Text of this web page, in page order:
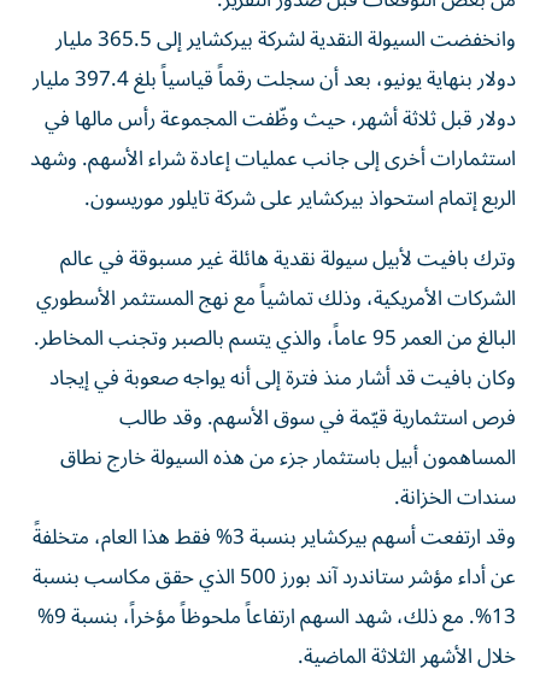
وانخفضت السيولة النقدية لشركة بيركشاير إلى 365.5 مليار
دولار بنهاية يونيو، بعد أن سجلت رقماً قياسياً بلغ 397.4 مليار
دولار قبل ثلاثة أشهر، حيث وظّفت المجموعة رأس مالها في
استثمارات أخرى إلى جانب عمليات إعادة شراء الأسهم. وشهد
الربع إتمام استحواذ بيركشاير على شركة تايلور موريسون.
وترك بافيت لأبيل سيولة نقدية هائلة غير مسبوقة في عالم
الشركات الأمريكية، وذلك تماشياً مع نهج المستثمر الأسطوري
البالغ من العمر 95 عاماً، والذي يتسم بالصبر وتجنب المخاطر.
وكان بافيت قد أشار منذ فترة إلى أنه يواجه صعوبة في إيجاد
فرص استثمارية قيّمة في سوق الأسهم. وقد طالب
المساهمون أبيل باستثمار جزء من هذه السيولة خارج نطاق
سندات الخزانة.
وقد ارتفعت أسهم بيركشاير بنسبة 3% فقط هذا العام، متخلفةً
عن أداء مؤشر ستاندرد آند بورز 500 الذي حقق مكاسب بنسبة
13%. مع ذلك، شهد السهم ارتفاعاً ملحوظاً مؤخراً، بنسبة 9%
خلال الأشهر الثلاثة الماضية.